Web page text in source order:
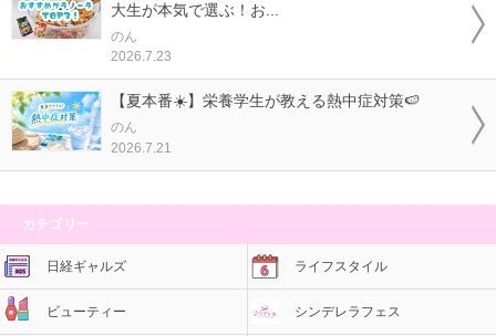
大生が本気で選ぶ！お...
のん
2026.7.23
【夏本番☀️】栄養学生が教える熱中症対策🍉
のん
2026.7.21
カテゴリー
日経ギャルズ ライフスタイル
ビューティー シンデレラフェス